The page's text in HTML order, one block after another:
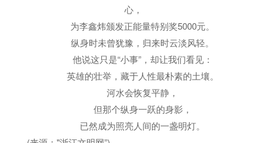
心，
为李鑫炜颁发正能量特别奖5000元。
纵身时未曾犹豫，归来时云淡风轻。
他说这只是“小事”，却让我们看见：
英雄的壮举，藏于人性最朴素的土壤。
河水会恢复平静，
但那个纵身一跃的身影，
已然成为照亮人间的一盏明灯。